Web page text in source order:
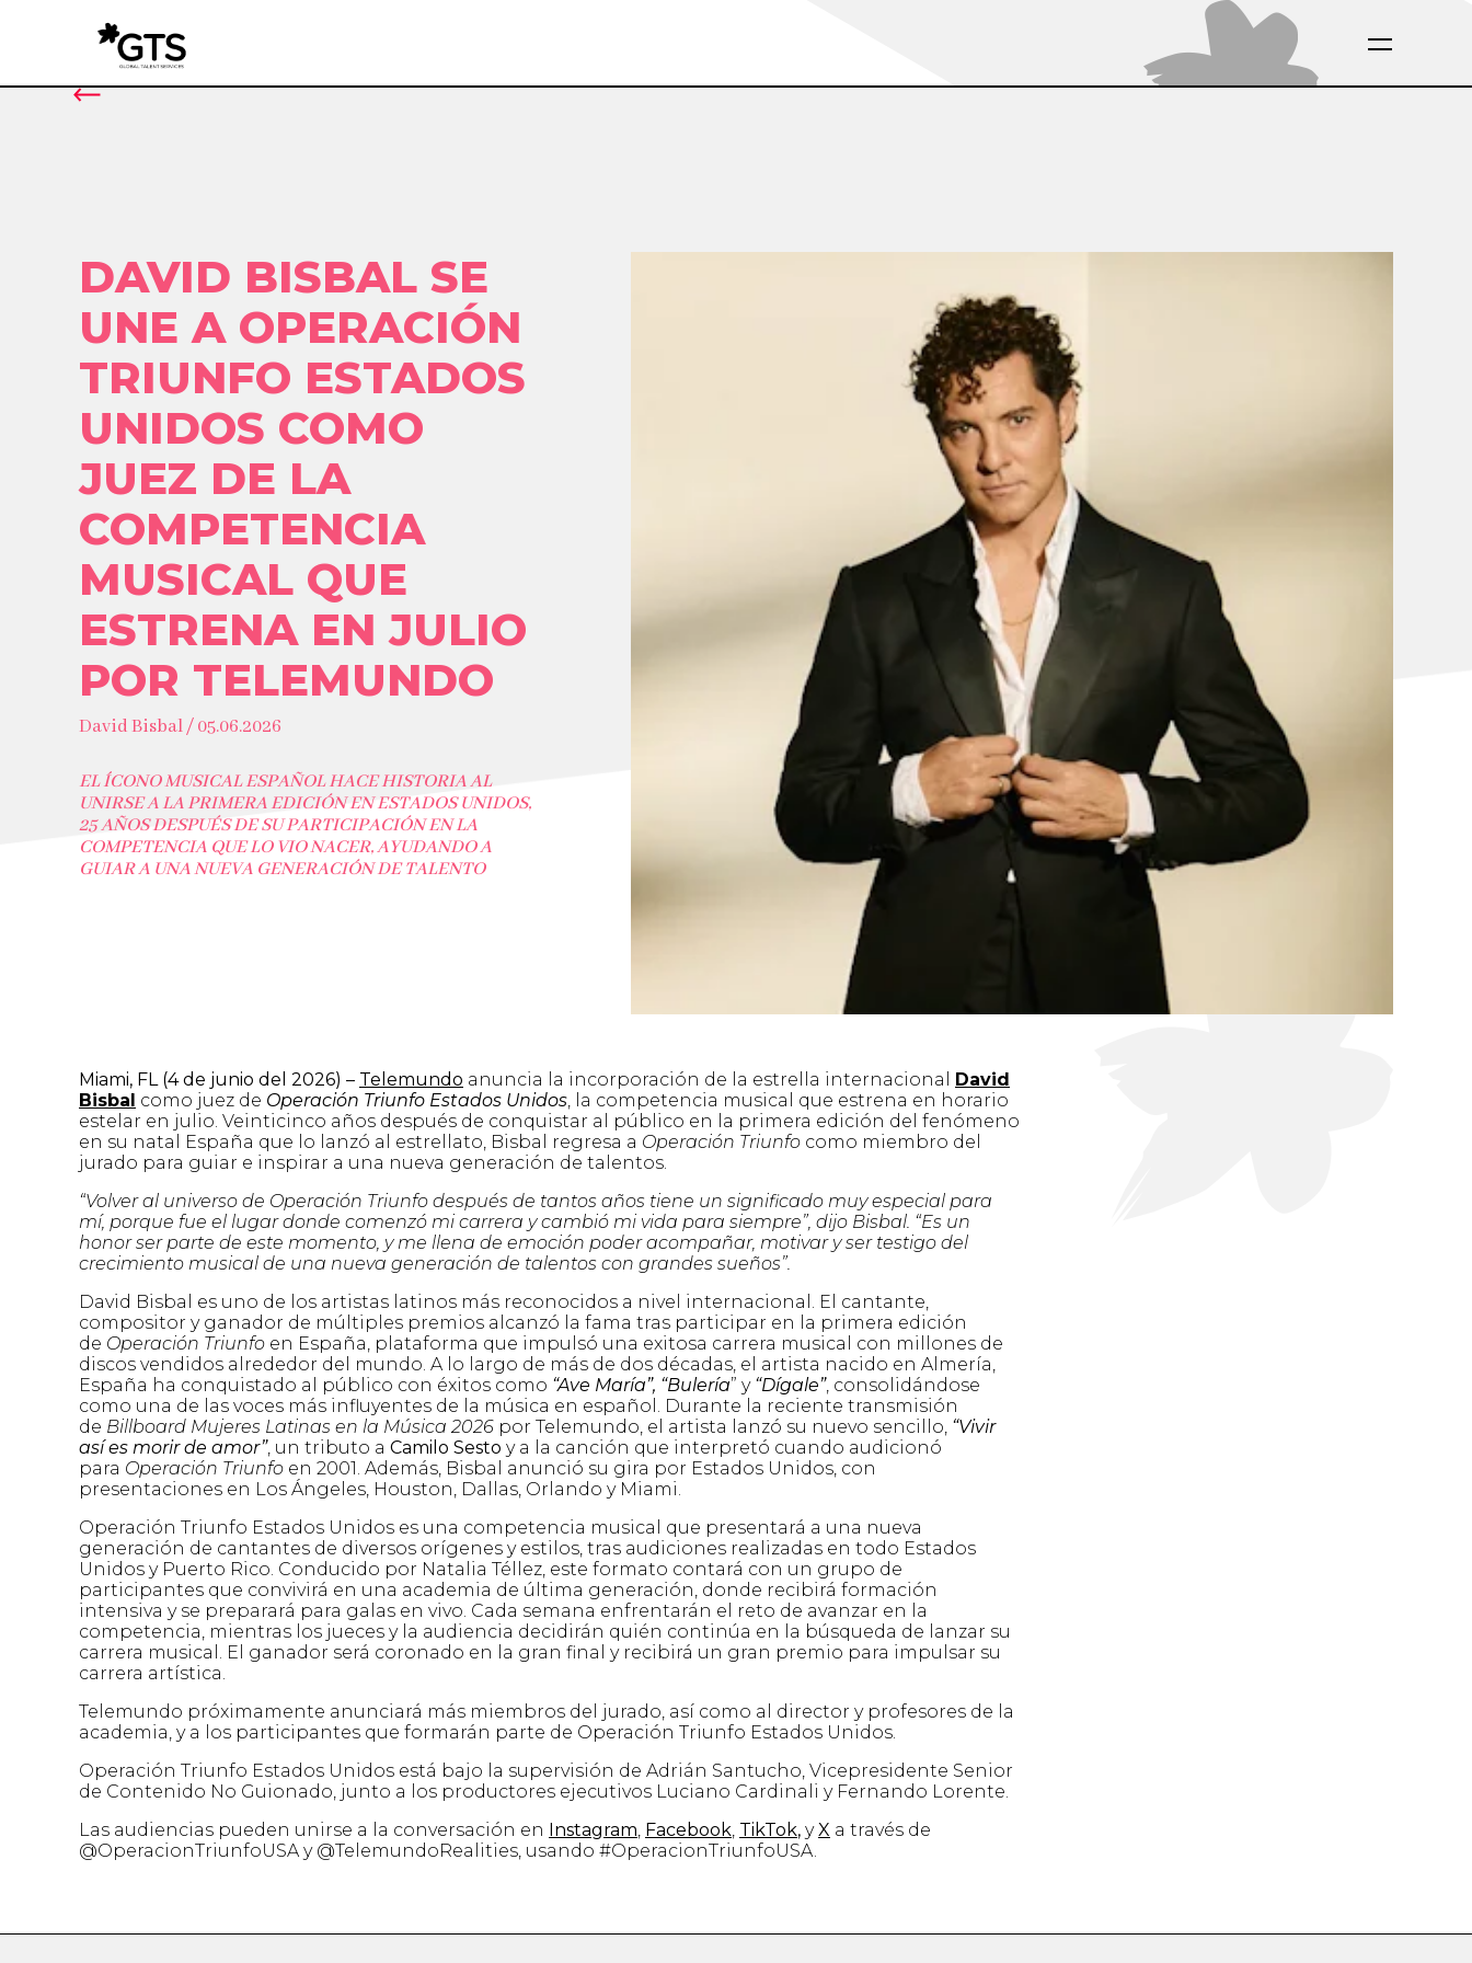
DAVID BISBAL SE
UNE A OPERACIÓN
TRIUNFO ESTADOS
UNIDOS COMO
JUEZ DE LA
COMPETENCIA
MUSICAL QUE
ESTRENA EN JULIO
POR TELEMUNDO
David Bisbal / 05.06.2026
EL ÍCONO MUSICAL ESPAÑOL HACE HISTORIA AL
UNIRSE A LA PRIMERA EDICIÓN EN ESTADOS UNIDOS,
25 AÑOS DESPUÉS DE SU PARTICIPACIÓN EN LA
COMPETENCIA QUE LO VIO NACER, AYUDANDO A
GUIAR A UNA NUEVA GENERACIÓN DE TALENTO
Miami, FL (4 de junio del 2026) – Telemundo anuncia la incorporación de la estrella internacional David
Bisbal como juez de Operación Triunfo Estados Unidos, la competencia musical que estrena en horario
estelar en julio. Veinticinco años después de conquistar al público en la primera edición del fenómeno
en su natal España que lo lanzó al estrellato, Bisbal regresa a Operación Triunfo como miembro del
jurado para guiar e inspirar a una nueva generación de talentos.
“Volver al universo de Operación Triunfo después de tantos años tiene un significado muy especial para
mí, porque fue el lugar donde comenzó mi carrera y cambió mi vida para siempre”, dijo Bisbal. “Es un
honor ser parte de este momento, y me llena de emoción poder acompañar, motivar y ser testigo del
crecimiento musical de una nueva generación de talentos con grandes sueños”.
David Bisbal es uno de los artistas latinos más reconocidos a nivel internacional. El cantante,
compositor y ganador de múltiples premios alcanzó la fama tras participar en la primera edición
de Operación Triunfo en España, plataforma que impulsó una exitosa carrera musical con millones de
discos vendidos alrededor del mundo. A lo largo de más de dos décadas, el artista nacido en Almería,
España ha conquistado al público con éxitos como “Ave María”, “Bulería” y “Dígale”, consolidándose
como una de las voces más influyentes de la música en español. Durante la reciente transmisión
de Billboard Mujeres Latinas en la Música 2026 por Telemundo, el artista lanzó su nuevo sencillo, “Vivir
así es morir de amor”, un tributo a Camilo Sesto y a la canción que interpretó cuando audicionó
para Operación Triunfo en 2001. Además, Bisbal anunció su gira por Estados Unidos, con
presentaciones en Los Ángeles, Houston, Dallas, Orlando y Miami.
Operación Triunfo Estados Unidos es una competencia musical que presentará a una nueva
generación de cantantes de diversos orígenes y estilos, tras audiciones realizadas en todo Estados
Unidos y Puerto Rico. Conducido por Natalia Téllez, este formato contará con un grupo de
participantes que convivirá en una academia de última generación, donde recibirá formación
intensiva y se preparará para galas en vivo. Cada semana enfrentarán el reto de avanzar en la
competencia, mientras los jueces y la audiencia decidirán quién continúa en la búsqueda de lanzar su
carrera musical. El ganador será coronado en la gran final y recibirá un gran premio para impulsar su
carrera artística.
Telemundo próximamente anunciará más miembros del jurado, así como al director y profesores de la
academia, y a los participantes que formarán parte de Operación Triunfo Estados Unidos.
Operación Triunfo Estados Unidos está bajo la supervisión de Adrián Santucho, Vicepresidente Senior
de Contenido No Guionado, junto a los productores ejecutivos Luciano Cardinali y Fernando Lorente.
Las audiencias pueden unirse a la conversación en Instagram, Facebook, TikTok, yX a través de
@OperacionTriunfoUSA y @TelemundoRealities, usando #OperacionTriunfoUSA.